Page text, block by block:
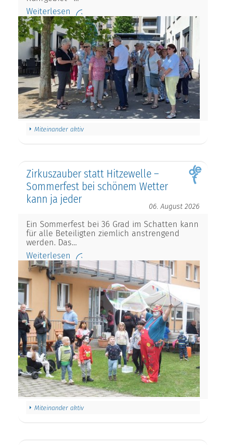
Weiterlesen
Miteinander aktiv
Zirkuszauber statt Hitzewelle –
Sommerfest bei schönem Wetter
kann ja jeder
06. August 2026
Ein Sommerfest bei 36 Grad im Schatten kann
für alle Beteiligten ziemlich anstrengend
werden. Das…
Weiterlesen
Miteinander aktiv